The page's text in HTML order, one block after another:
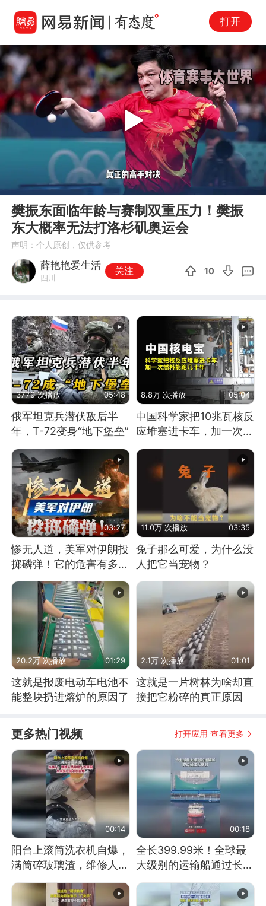
打开
00:00 01:15
Play
樊振东面临年龄与赛制双重压力！樊振
东大概率无法打洛杉矶奥运会
声明：个人原创，仅供参考
薛艳艳爱生活
四川
关注 10
3779 次播放 05:48
俄军坦克兵潜伏敌后半
年，T-72变身“地下堡垒”
8.8万 次播放 05:04
中国科学家把10兆瓦核反
应堆塞进卡车，加一次燃
03:27
惨无人道，美军对伊朗投
掷磷弹！它的危害有多
大？
11.0万 次播放 03:35
兔子那么可爱，为什么没
人把它当宠物？
20.2万 次播放 01:29
这就是报废电动车电池不
能整块扔进熔炉的原因了
2.1万 次播放 01:01
这就是一片树林为啥却直
接把它粉碎的真正原因
更多热门视频 打开应用 查看更多
00:14
阳台上滚筒洗衣机自爆，
满筒碎玻璃渣，维修人员
洗衣机自爆
00:18
全长399.99米！全球最
大级别的运输船通过长江